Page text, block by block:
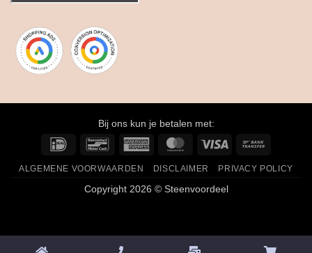
Bij ons kun je betalen met:
IDeal
BancontactAmerican
MasterCardVisa
ALGEMENE VOORWAARDEN DISCLAIMER PRIVACY POLICY
Copyright 2026 © Steenvoordeel